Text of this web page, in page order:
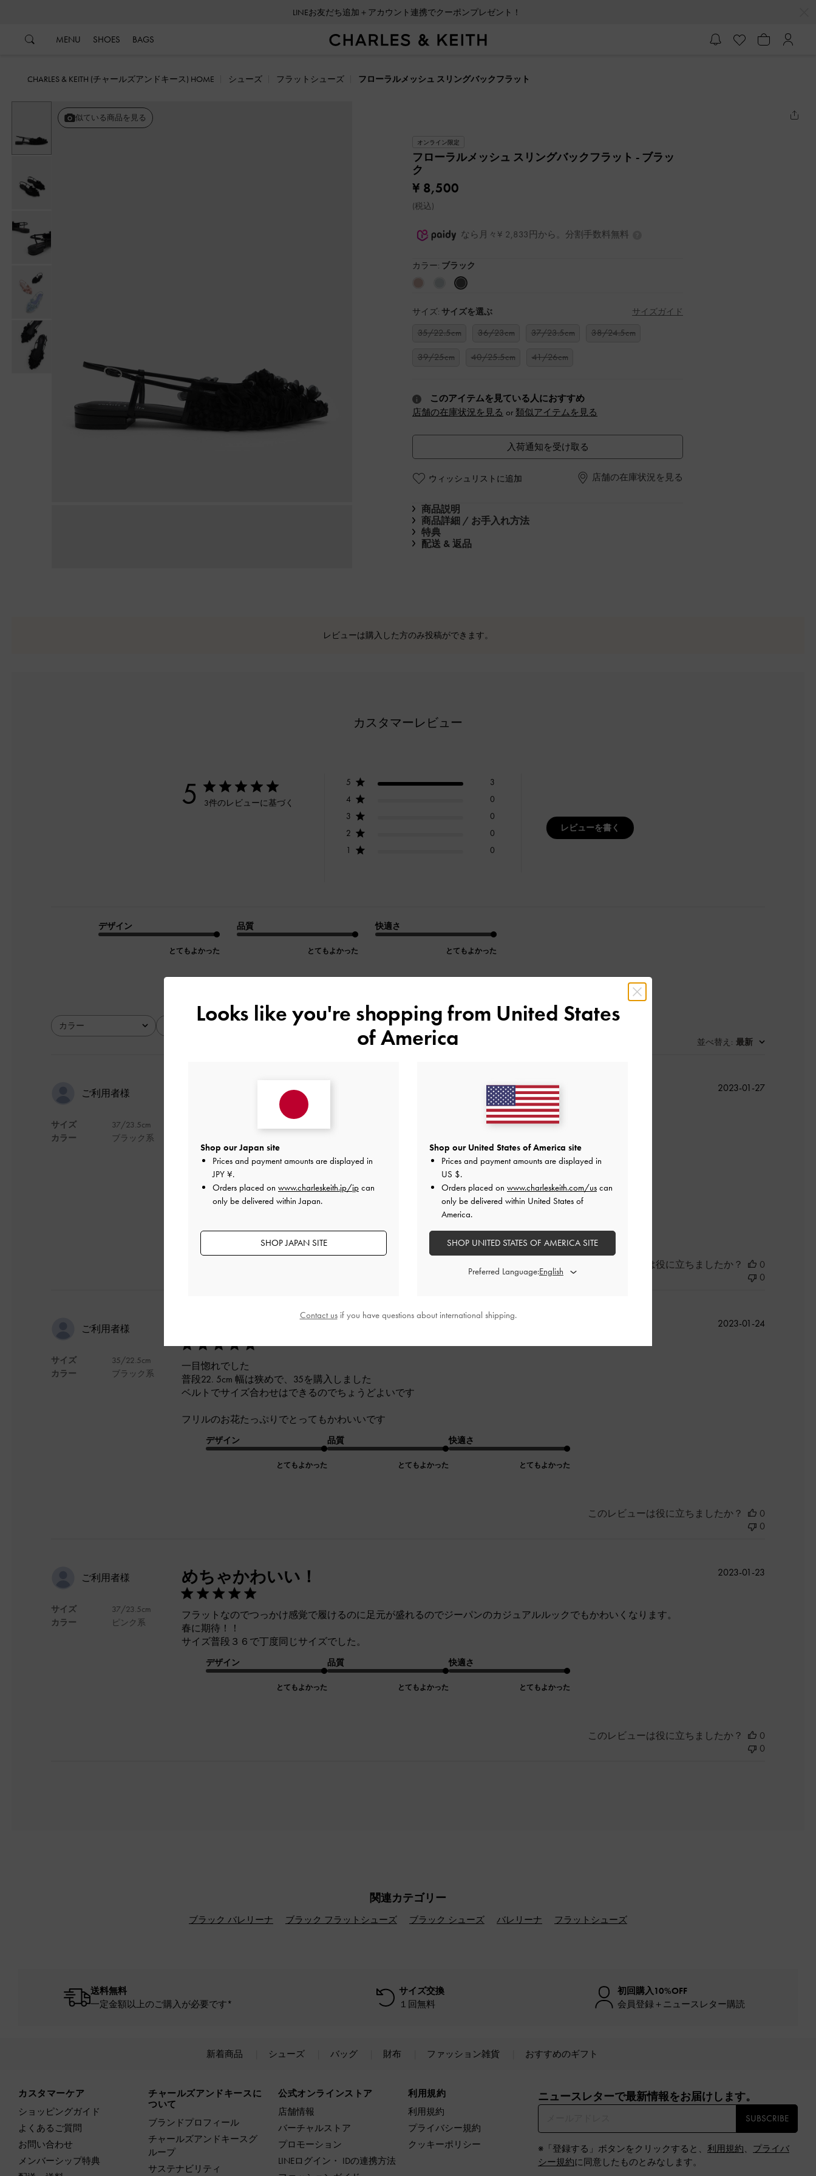
LINEお友だち追加＋アカウント連携でクーポンプレゼント！
MENU SHOES BAGS
CHARLES & KEITH (チャールズアンドキース) HOME シューズ フラットシューズ フローラルメッシュ スリングバックフラット
似ている商品を見る
オンライン限定
フローラルメッシュ スリングバックフラット - ブラッ
ク
¥ 8,500
(税込)
なら月々¥ 2,833円から。分割手数料無料
カラー: ブラック
サイズ: サイズを選ぶ サイズガイド
35/22.5cm 36/23cm 37/23.5cm
38/24.5cm
39/25cm
40/25.5cm 41/26cm
このアイテムを見ている人におすすめ
店舗の在庫状況を見る or 類似アイテムを見る
入荷通知を受け取る
ウィッシュリストに追加 店舗の在庫状況を見る
商品説明
商品詳細 / お手入れ方法
特典
配送 & 返品
レビューは購入した方のみ投稿ができます。
カスタマーレビュー
5 3件のレビューに基づく
5
3
4
0
3
0
2
0
1
0
レビューを書く
デザイン
とてもよかった
品質
とてもよかった
快適さ
とてもよかった
カラー
全て デザイン 品質
全て
並べ替え : 最新
ご利用者様
サイズ
カラー
37/23.5cm
ブラック系
とっても可愛い！！
普段履いてるサイズを選んでピッタリでした。
花びらのエアリー感がとても可愛く、でもやり過ぎてはいないので、絶妙なバランスだと思います！
色んなシーンで着用できそうです。
脱ぎ履きもしやすいため、普段からどんどん履いていこうと思います！
デザイン 品質
とてもよかった
快適さ
公
2023-01-27
このレビューは役に立ちましたか？
0
0
ご利用者様
サイズ
カラー
35/22.5cm
ブラック系
一目惚れでした
普段22. 5cm 幅は狭めで、35を購入しました
ベルトでサイズ合わせはできるのでちょうどよいです
フリルのお花たっぷりでとってもかわいいです
デザイン
とてもよかった
品質
とてもよかった
快適さ
とてもよかった
公
2023-01-24
このレビューは役に立ちましたか？
0
0
ご利用者様
サイズ
カラー
37/23.5cm
ピンク系
めちゃかわいい！
フラットなのでつっかけ感覚で履けるのに足元が盛れるのでジーパンのカジュアルルックでもかわいくなります。
春に期待！！
サイズ普段３６で丁度同じサイズでした。
デザイン
とてもよかった
品質
とてもよかった
快適さ
とてもよかった
公
2023-01-23
このレビューは役に立ちましたか？
0
0
関連カテゴリー
ブラック バレリーナ ブラック フラットシューズ ブラック シューズ バレリーナ フラットシューズ
送料無料
一定金額以上のご購入が必要です*
サイズ交換
１回無料
初回購入10%OFF
会員登録＋ニュースレター購読
新着商品 シューズ バッグ 財布 ファッション雑貨 おすすめのギフト
カスタマーケア
ショッピングガイド
よくあるご質問
お問い合わせ
メンバーシップ特典
チャールズアンドキースに
ついて
ブランドプロフィール
チャールズアンドキースグ
ループ
サステナビリティ
公式オンラインストア
店舗情報
バーチャルストア
プロモーション
LINEログイン・ IDの連携方法
利用規約
利用規約
プライバシー規約
クッキーポリシー
ニュースレターで最新情報をお届けします。​
SUBSCRIBE
※「登録する」ボタンをクリックすると、 利用規約、 プライバ
シー規約に同意したものとみなします。
Looks like you're shopping from United States
of America
Shop our Japan site
Prices and payment amounts are displayed in
JPY ¥.
Orders placed on www.charleskeith.jp/jp can
only be delivered within Japan.
SHOP JAPAN SITE
Shop our United States of America site
Prices and payment amounts are displayed in
US $.
Orders placed on www.charleskeith.com/us can
only be delivered within United States of
America.
SHOP UNITED STATES OF AMERICA SITE
Preferred Language:
Contact usif you have questions about international shipping.